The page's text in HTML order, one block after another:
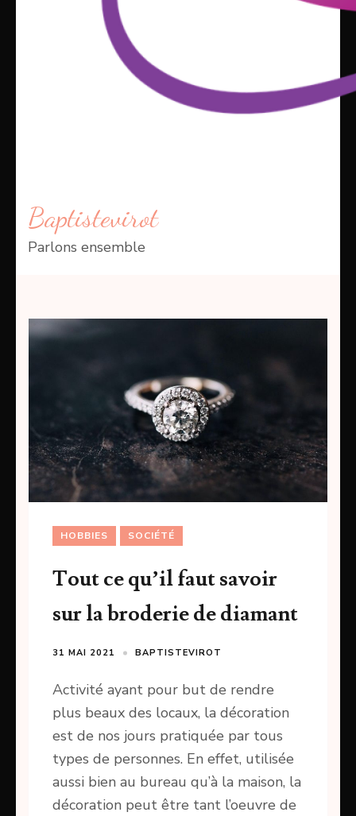
Baptistevirot
Parlons ensemble
HOBBIES SOCIÉTÉ
Tout ce qu’il faut savoir
sur la broderie de diamant
31 MAI 2021 BAPTISTEVIROT
Activité ayant pour but de rendre
plus beaux des locaux, la décoration
est de nos jours pratiquée par tous
types de personnes. En effet, utilisée
aussi bien au bureau qu’à la maison, la
décoration peut être tant l’oeuvre de